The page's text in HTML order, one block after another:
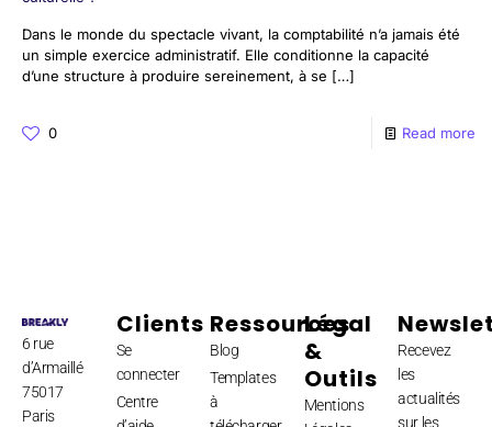
Dans le monde du spectacle vivant, la comptabilité n’a jamais été
un simple exercice administratif. Elle conditionne la capacité
d’une structure à produire sereinement, à se […]
0 Read more
6 rue
d’Armaillé
75017
Paris
Clients
Se
connecter
Centre
Ressources
Blog
Templates
à
Légal
&
Outils
Mentions
Recevez
les
actualités
sur les